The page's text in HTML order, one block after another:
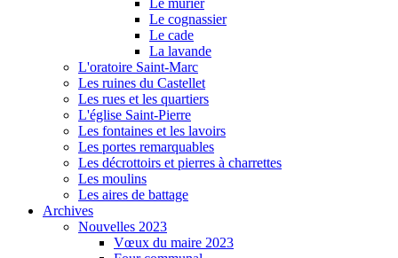
Le mûrier
Le cognassier
Le cade
La lavande
L'oratoire Saint-Marc
Les ruines du Castellet
Les rues et les quartiers
L'église Saint-Pierre
Les fontaines et les lavoirs
Les portes remarquables
Les décrottoirs et pierres à charrettes
Les moulins
Les aires de battage
Archives
Nouvelles 2023
Vœux du maire 2023